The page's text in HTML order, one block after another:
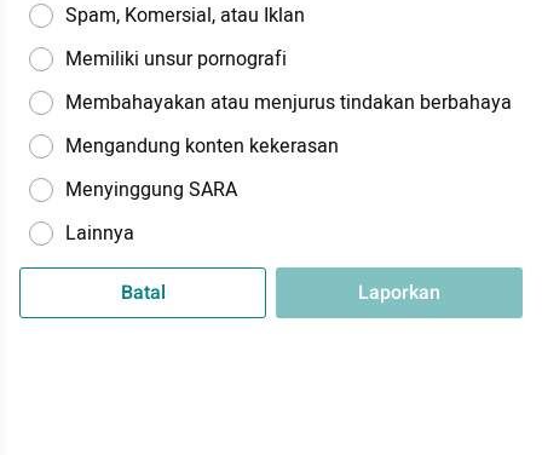
Spam, Komersial, atau Iklan
Memiliki unsur pornografi
Membahayakan atau menjurus tindakan berbahaya
Mengandung konten kekerasan
Menyinggung SARA
Lainnya
Batal Laporkan